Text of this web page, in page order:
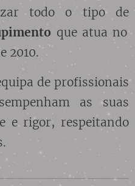
todo o tipo de
que atua no
2010.
de profissionais
as suas
e rigor, respeitando